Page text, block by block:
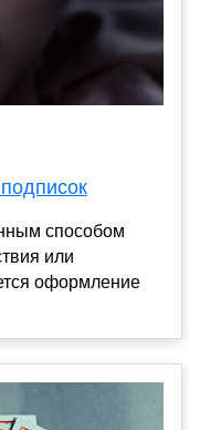
способом
или
оформление